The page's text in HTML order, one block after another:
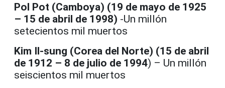
Pol Pot (Camboya) (19 de mayo de 1925
– 15 de abril de 1998) -Un millón
setecientos mil muertos
Kim Il-sung (Corea del Norte) (15 de abril
de 1912 – 8 de julio de 1994) – Un millón
seiscientos mil muertos